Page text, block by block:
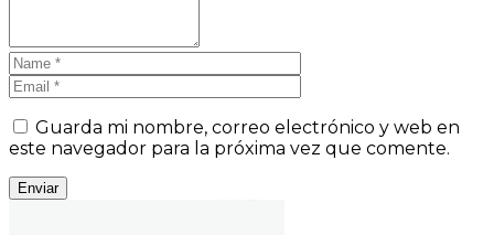
Guarda mi nombre, correo electrónico y web en
este navegador para la próxima vez que comente.
Enviar